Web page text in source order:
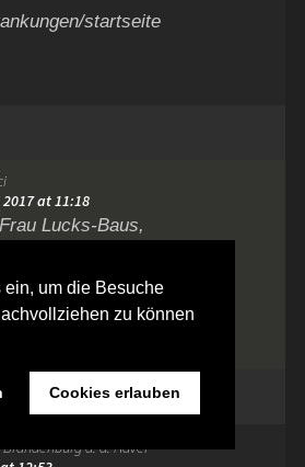
um die Besuche
zu können
Cookies erlauben
startseite
at 11:18
Lucks-Baus,
als Mail.
Brandenburg a. d. Havel